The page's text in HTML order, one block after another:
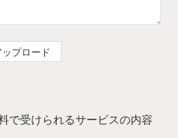
ップロード
で受けられるサービスの内容